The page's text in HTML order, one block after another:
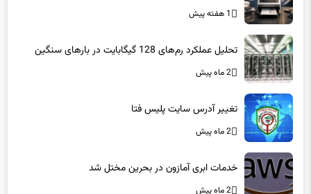
1 هفته پیش
تحلیل عملکرد رم‌های 128 گیگابایت در بارهای سنگین
2 ماه پیش
تغییر آدرس سایت پلیس فتا
2 ماه پیش
خدمات ابری آمازون در بحرین مختل شد
2 ماه پیش